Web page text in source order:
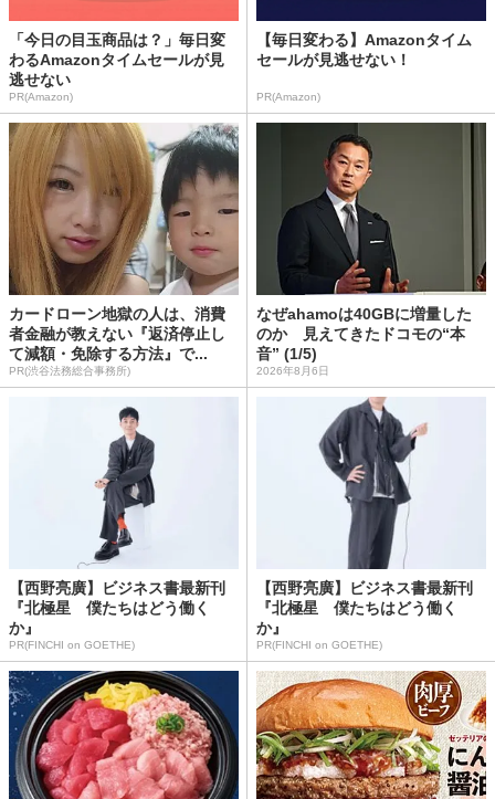
「今日の目玉商品は？」毎日変
わるAmazonタイムセールが見
逃せない
PR(Amazon)
【毎日変わる】Amazonタイム
セールが見逃せない！
PR(Amazon)
カードローン地獄の人は、消費
者金融が教えない『返済停止し
て減額・免除する方法』で...
PR(渋谷法務総合事務所)
なぜahamoは40GBに増量した
のか 見えてきたドコモの“本
音” (1/5)
2026年8月6日
【西野亮廣】ビジネス書最新刊
『北極星 僕たちはどう働く
か』
PR(FINCHI on GOETHE)
【西野亮廣】ビジネス書最新刊
『北極星 僕たちはどう働く
か』
PR(FINCHI on GOETHE)